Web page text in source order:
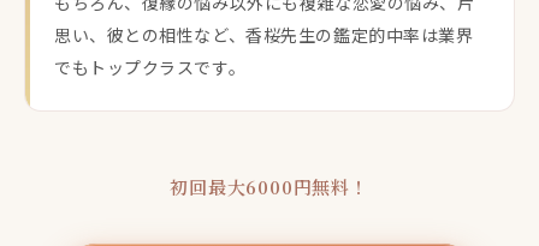
思い、彼との相性など、香桜先生の鑑定的中率は業界
でもトップクラスです。
初回最大6000円無料！